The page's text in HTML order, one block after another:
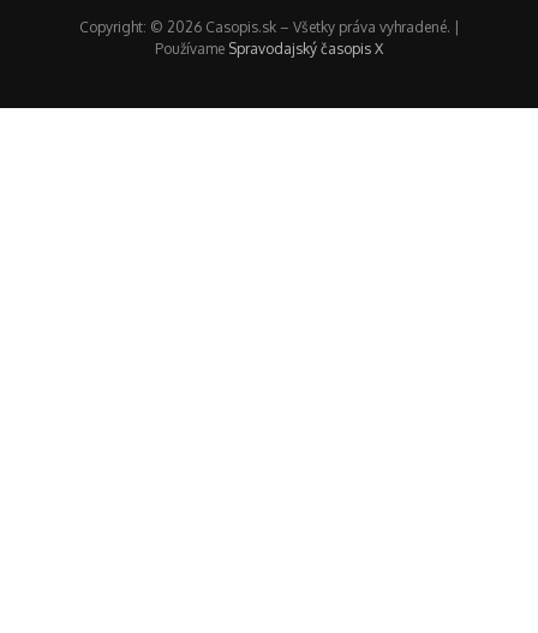
Copyright: © 2026 Casopis.sk – Všetky práva vyhradené. |
Používame Spravodajský časopis X